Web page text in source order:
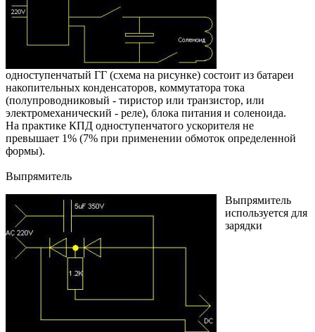
одноступенчатый ГГ (схема на рисунке) состоит из батареи
накопительных конденсаторов, коммутатора тока
(полупроводниковый - тиристор или транзистор, или
электромеханический - реле), блока питания и соленоида.
На практике КПД одноступенчатого ускорителя не
превышает 1% (7% при применении обмоток определенной
формы).
Выпрямитель
Выпрямитель
используется для
зарядки